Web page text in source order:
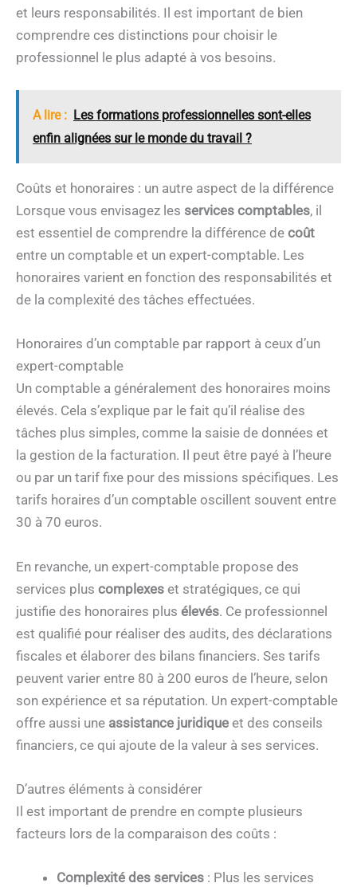
et leurs responsabilités. Il est important de bien
comprendre ces distinctions pour choisir le
professionnel le plus adapté à vos besoins.
A lire : Les formations professionnelles sont-elles
enfin alignées sur le monde du travail ?
Coûts et honoraires : un autre aspect de la différence
Lorsque vous envisagez les services comptables, il
est essentiel de comprendre la différence de coût
entre un comptable et un expert-comptable. Les
honoraires varient en fonction des responsabilités et
de la complexité des tâches effectuées.
Honoraires d’un comptable par rapport à ceux d’un
expert-comptable
Un comptable a généralement des honoraires moins
élevés. Cela s’explique par le fait qu’il réalise des
tâches plus simples, comme la saisie de données et
la gestion de la facturation. Il peut être payé à l’heure
ou par un tarif fixe pour des missions spécifiques. Les
tarifs horaires d’un comptable oscillent souvent entre
30 à 70 euros.
En revanche, un expert-comptable propose des
services plus complexes et stratégiques, ce qui
justifie des honoraires plus élevés. Ce professionnel
est qualifié pour réaliser des audits, des déclarations
fiscales et élaborer des bilans financiers. Ses tarifs
peuvent varier entre 80 à 200 euros de l’heure, selon
son expérience et sa réputation. Un expert-comptable
offre aussi une assistance juridique et des conseils
financiers, ce qui ajoute de la valeur à ses services.
D’autres éléments à considérer
Il est important de prendre en compte plusieurs
facteurs lors de la comparaison des coûts :
Complexité des services : Plus les services